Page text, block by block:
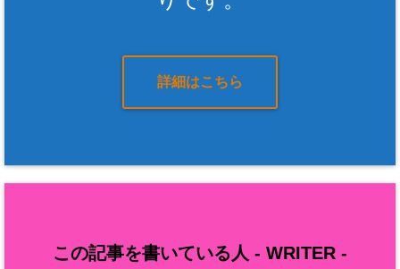
詳細はこちら
この記事を書いている人 - WRITER -